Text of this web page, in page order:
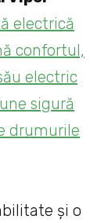
electrică
confortul,
electric
sigură
drumurile
și o